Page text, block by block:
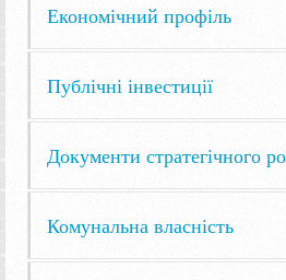
Економічний профіль
Публічні інвестиції
Документи стратегічного
Комунальна власність